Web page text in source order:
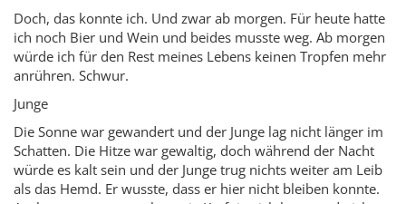
Doch, das konnte ich. Und zwar ab morgen. Für heute hatte
ich noch Bier und Wein und beides musste weg. Ab morgen
würde ich für den Rest meines Lebens keinen Tropfen mehr
anrühren. Schwur.
Junge
Die Sonne war gewandert und der Junge lag nicht länger im
Schatten. Die Hitze war gewaltig, doch während der Nacht
würde es kalt sein und der Junge trug nichts weiter am Leib
als das Hemd. Er wusste, dass er hier nicht bleiben konnte.